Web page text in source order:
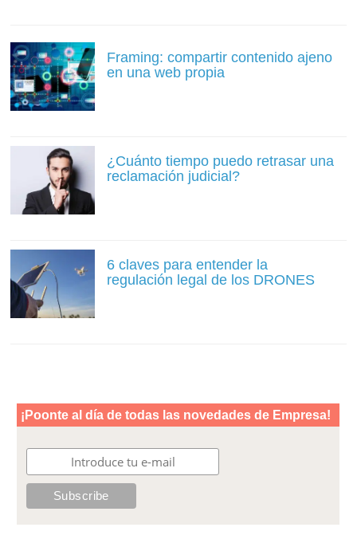
Framing: compartir contenido ajeno
en una web propia
¿Cuánto tiempo puedo retrasar una
reclamación judicial?
6 claves para entender la
regulación legal de los DRONES